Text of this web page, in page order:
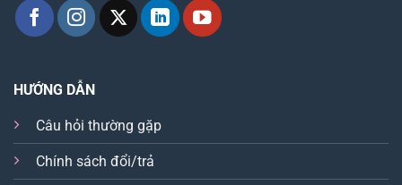
HƯỚNG DẪN
Câu hỏi thường gặp
Chính sách đổi/trả